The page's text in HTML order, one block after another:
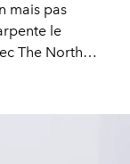
mais pas
le
The North
d'un